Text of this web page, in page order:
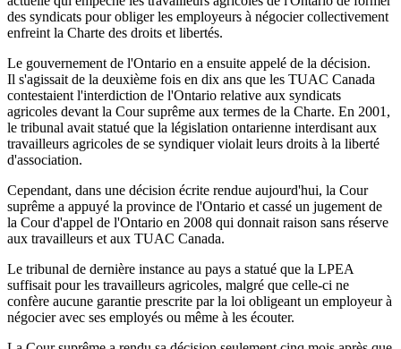
des syndicats pour obliger les employeurs à négocier collectivement
enfreint la Charte des droits et libertés.
Le gouvernement de l'Ontario en a ensuite appelé de la décision.
Il s'agissait de la deuxième fois en dix ans que les TUAC Canada
contestaient l'interdiction de l'Ontario relative aux syndicats
agricoles devant la Cour suprême aux termes de la Charte. En 2001,
le tribunal avait statué que la législation ontarienne interdisant aux
travailleurs agricoles de se syndiquer violait leurs droits à la liberté
d'association.
Cependant, dans une décision écrite rendue aujourd'hui, la Cour
suprême a appuyé la province de l'Ontario et cassé un jugement de
la Cour d'appel de l'Ontario en 2008 qui donnait raison sans réserve
aux travailleurs et aux TUAC Canada.
Le tribunal de dernière instance au pays a statué que la LPEA
suffisait pour les travailleurs agricoles, malgré que celle-ci ne
confère aucune garantie prescrite par la loi obligeant un employeur à
négocier avec ses employés ou même à les écouter.